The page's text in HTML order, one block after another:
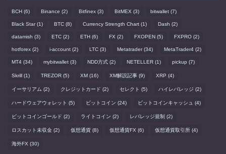
BCH (6) Binance (2) Bitfinex (3) BitMEX (3) bitwallet (7)
Black Star(1) BTC (8) Currency Strength Chart (1) Dash (2)
datamish (3) ETC (2) ETH (6) FX (2) FXOPEN (5) FXPRO (2)
hotforex (2) i-account (2) LTC (3) Metatrader(34) MetaTrader4 (2)
MT4 (34) mybitwallet (3) NDD方式 (2) NETELLER (1) pickup (7)
Skrill (1) TREZOR (5) XM (16) XM解説記事 (9) XRP (4)
イーサリアム (2) クレジットカード (2) セレクト (5) ハイレバレッジ (2)
ハードウェアウォレット (5) ビットコイン (24) ビットコインキャッシュ (4)
ビットコインゴールド (2) ライトコイン (2) レバレッジ規制 (2)
ロスカット未収金 (2) 仮想通貨 (8) 仮想通貨FX (6) 仮想通貨取引所 (4)
海外FX (30)